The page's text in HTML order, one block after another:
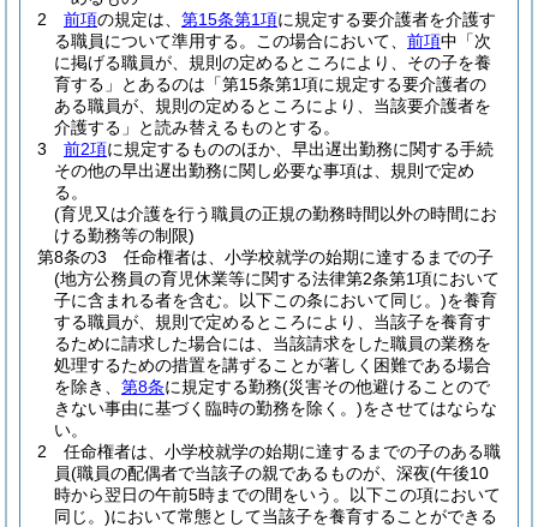
2
前項の規定は、 第15条第1項に規定する要介護者を介護す
る職員について準用する。
この場合において、 前項中「次
に掲げる職員が、規則の定めるところにより、その子を養
育する」とあるのは「第15条第1項に規定する要介護者の
ある職員が、規則の定めるところにより、当該要介護者を
介護する」と読み替えるものとする。
3
前2項に規定するもののほか、早出遅出勤務に関する手続
その他の早出遅出勤務に関し必要な事項は、規則で定め
る。
(育児又は介護を行う職員の正規の勤務時間以外の時間にお
ける勤務等の制限)
第8条の3
任命権者は、小学校就学の始期に達するまでの子
(地方公務員の育児休業等に関する法律第2条第1項において
子に含まれる者を含む。以下この条において同じ。)を養育
する職員が、規則で定めるところにより、当該子を養育す
るために請求した場合には、当該請求をした職員の業務を
処理するための措置を講ずることが著しく困難である場合
を除き、 第8条に規定する勤務(災害その他避けることので
きない事由に基づく臨時の勤務を除く。)をさせてはならな
い。
2
任命権者は、小学校就学の始期に達するまでの子のある職
員(職員の配偶者で当該子の親であるものが、深夜(午後10
時から翌日の午前5時までの間をいう。以下この項において
同じ。)において常態として当該子を養育することができる